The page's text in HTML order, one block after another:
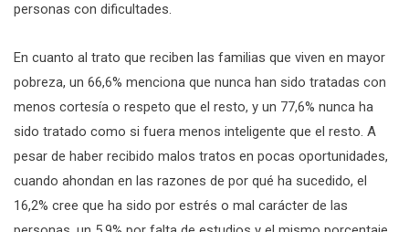
personas con dificultades.
En cuanto al trato que reciben las familias que viven en mayor
pobreza, un 66,6% menciona que nunca han sido tratadas con
menos cortesía o respeto que el resto, y un 77,6% nunca ha
sido tratado como si fuera menos inteligente que el resto. A
pesar de haber recibido malos tratos en pocas oportunidades,
cuando ahondan en las razones de por qué ha sucedido, el
16,2% cree que ha sido por estrés o mal carácter de las